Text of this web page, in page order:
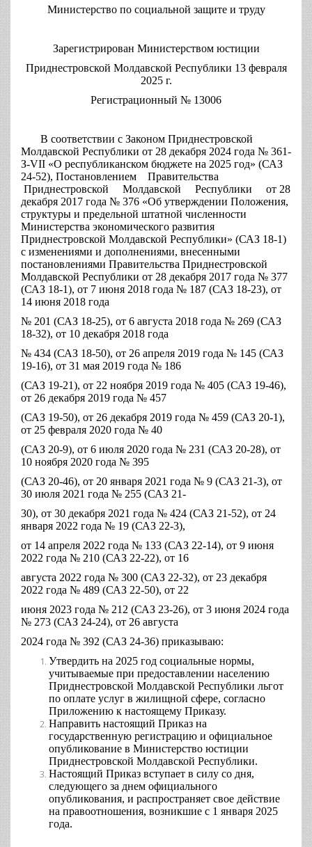
Министерство по социальной защите и труду
Зарегистрирован Министерством юстиции
Приднестровской Молдавской Республики 13 февраля
2025 г.
Регистрационный № 13006
В соответствии с Законом Приднестровской
Молдавской Республики от 28 декабря 2024 года № 361-
З-VII «О республиканском бюджете на 2025 год» (САЗ
24-52), Постановлением Правительства
Приднестровской Молдавской Республики от 28
декабря 2017 года № 376 «Об утверждении Положения,
структуры и предельной штатной численности
Министерства экономического развития
Приднестровской Молдавской Республики» (САЗ 18-1)
с изменениями и дополнениями, внесенными
постановлениями Правительства Приднестровской
Молдавской Республики от 28 декабря 2017 года № 377
(САЗ 18-1), от 7 июня 2018 года № 187 (САЗ 18-23), от
14 июня 2018 года
№ 201 (САЗ 18-25), от 6 августа 2018 года № 269 (САЗ
18-32), от 10 декабря 2018 года
№ 434 (САЗ 18-50), от 26 апреля 2019 года № 145 (САЗ
19-16), от 31 мая 2019 года № 186
(САЗ 19-21), от 22 ноября 2019 года № 405 (САЗ 19-46),
от 26 декабря 2019 года № 457
(САЗ 19-50), от 26 декабря 2019 года № 459 (САЗ 20-1),
от 25 февраля 2020 года № 40
(САЗ 20-9), от 6 июля 2020 года № 231 (САЗ 20-28), от
10 ноября 2020 года № 395
(САЗ 20-46), от 20 января 2021 года № 9 (САЗ 21-3), от
30 июля 2021 года № 255 (САЗ 21-
30), от 30 декабря 2021 года № 424 (САЗ 21-52), от 24
января 2022 года № 19 (САЗ 22-3),
от 14 апреля 2022 года № 133 (САЗ 22-14), от 9 июня
2022 года № 210 (САЗ 22-22), от 16
августа 2022 года № 300 (САЗ 22-32), от 23 декабря
2022 года № 489 (САЗ 22-50), от 22
июня 2023 года № 212 (САЗ 23-26), от 3 июня 2024 года
№ 273 (САЗ 24-24), от 26 августа
2024 года № 392 (САЗ 24-36) приказываю:
Утвердить на 2025 год социальные нормы,
учитываемые при предоставлении населению
Приднестровской Молдавской Республики льгот
по оплате услуг в жилищной сфере, согласно
Приложению к настоящему Приказу.
Направить настоящий Приказ на
государственную регистрацию и официальное
опубликование в Министерство юстиции
Приднестровской Молдавской Республики.
Настоящий Приказ вступает в силу со дня,
следующего за днем официального
опубликования, и распространяет свое действие
на правоотношения, возникшие с 1 января 2025
года.